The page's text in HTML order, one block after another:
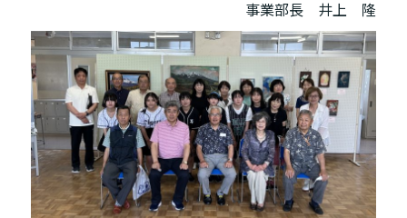
事業部長 井上 隆